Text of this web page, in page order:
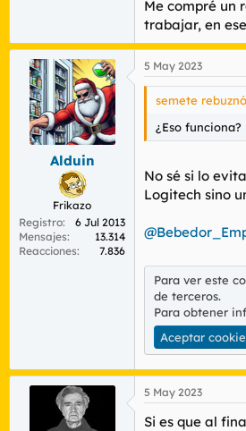
Me compré un
trabajar, en
Alduin
Frikazo
Registro
6 Jul 2013
Mensajes
13.314
Reacciones
7.836
5 May 2023
semete
¿Eso
No sé si lo
Logitech sino
Para ver este
de terceros.
Para obtener
Aceptar
5 May 2023
Si es que al